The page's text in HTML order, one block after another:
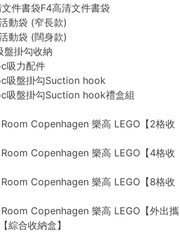
件書袋F4高清文件書袋
動袋 (窄長款)
動袋 (闊身款)
盤掛勾收納
吸力配件
吸盤掛勾Suction hook
吸盤掛勾Suction hook禮盒組
Copenhagen 樂高 LEGO【2格收
Copenhagen 樂高 LEGO【4格收
Copenhagen 樂高 LEGO【8格收
Copenhagen 樂高 LEGO【外出攜
綜合收納盒】